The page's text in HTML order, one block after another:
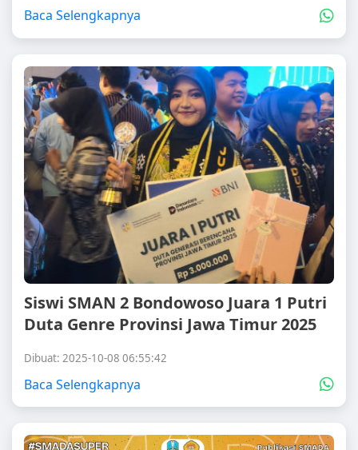
Baca Selengkapnya
Siswi SMAN 2 Bondowoso Juara 1 Putri
Duta Genre Provinsi Jawa Timur 2025
Dibuat: 2025-10-08 06:55:42
Baca Selengkapnya